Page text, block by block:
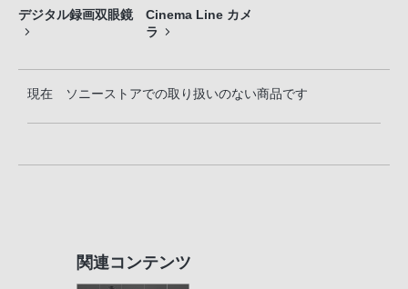
デジタル録画双眼鏡
Cinema Line カメ
ラ
現在 ソニーストアでの取り扱いのない商品です
関連コンテンツ